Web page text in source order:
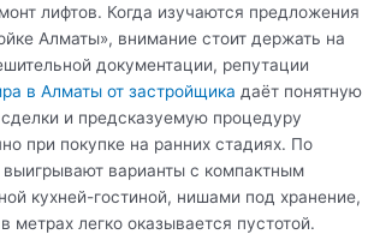
лифтов. Когда изучаются предложения
Алматы», внимание стоит держать на
документации, репутации
в Алматы от застройщика даёт понятную
и предсказуемую процедуру
при покупке на ранних стадиях. По
варианты с компактным
кухней-гостиной, нишами под хранение,
метрах легко оказывается пустотой.